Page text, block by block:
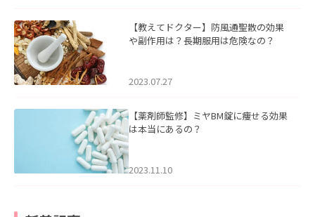
【教えてドクター】防風通聖散の効果
や副作用は？長期服用は危険なの？
2023.07.27
【薬剤師監修】ミヤBM錠に痩せる効果
は本当にあるの？
2023.11.10